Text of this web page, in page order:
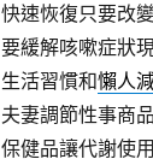
快速恢復只要改
要緩解咳嗽症狀
生活習慣和懶人
夫妻調節性事商
保健品讓代謝使